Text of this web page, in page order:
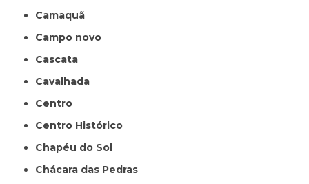
Camaquã
Campo novo
Cascata
Cavalhada
Centro
Centro Histórico
Chapéu do Sol
Chácara das Pedras